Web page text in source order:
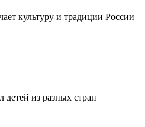
культуру и традиции России
из разных стран